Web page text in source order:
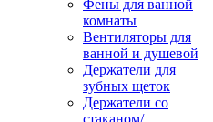
Фены для ванной
комнаты
Вентиляторы для
ванной и душевой
Держатели для
зубных щеток
Держатели со
стаканом/